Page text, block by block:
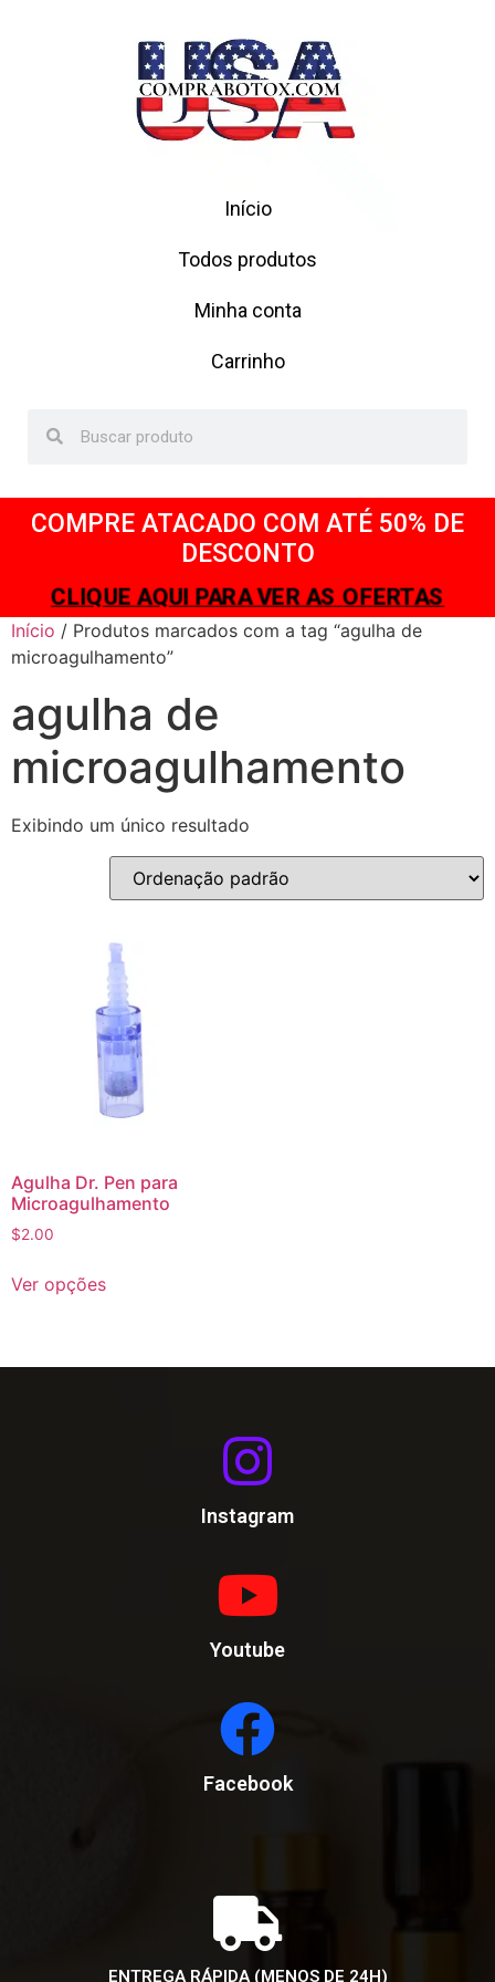
Início
Todos produtos
Minha conta
Carrinho
COMPRE ATACADO COM ATÉ 50% DE
DESCONTO
CLIQUE AQUI PARA VER AS OFERTAS
Início / Produtos marcados com a tag “agulha de
microagulhamento”
agulha de
microagulhamento
Exibindo um único resultado
Agulha Dr. Pen para
Microagulhamento
$2.00
Ver opções
Instagram
Youtube
Facebook
ENTREGA RÁPIDA (MENOS DE 24H)